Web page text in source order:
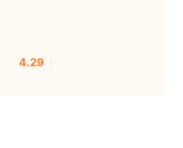
4.29